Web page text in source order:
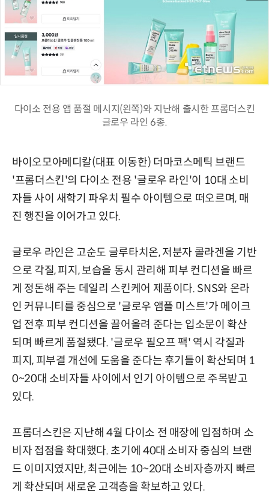
다이소 전용 앱 품절 메시지(왼쪽)와 지난해 출시한 프롬더스킨
글로우 라인 6종.
바이오모아메디칼(대표 이동한) 더마코스메틱 브랜드
'프롬더스킨'의 다이소 전용 '글로우 라인'이 10대 소비
자들 사이 새학기 파우치 필수 아이템으로 떠오르며, 매
진 행진을 이어가고 있다.
글로우 라인은 고순도 글루타치온, 저분자 콜라겐을 기반
으로 각질, 피지, 보습을 동시 관리해 피부 컨디션을 빠르
게 정돈해 주는 데일리 스킨케어 제품이다. SNS와 온라
인 커뮤니티를 중심으로 '글로우 앰플 미스트'가 메이크
업 전후 피부 컨디션을 끌어올려 준다는 입소문이 확산
되며 빠르게 품절됐다. '글로우 필오프 팩' 역시 각질과
피지, 피부결 개선에 도움을 준다는 후기들이 확산되며 1
0~20대 소비자들 사이에서 인기 아이템으로 주목받고
있다.
프롬더스킨은 지난해 4월 다이소 전 매장에 입점하며 소
비자 접점을 확대했다. 초기에 40대 소비자 중심의 브랜
드 이미지였지만, 최근에는 10~20대 소비자층까지 빠르
게 확산되며 새로운 고객층을 확보하고 있다.